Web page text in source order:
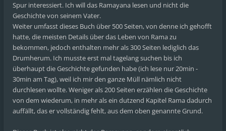
Spur interessiert. Ich will das Ramayana lesen und nicht die
Geschichte von seinem Vater.
Weiter umfasst dieses Buch über 500 Seiten, von denne ich gehofft
hatte, die meisten Details über das Leben von Rama zu
bekommen, jedoch enthalten mehr als 300 Seiten lediglich das
Drumherum. Ich musste erst mal tagelang suchen bis ich
überhaupt die Geschichte gefunden habe (ich lese nur 20min -
30min am Tag), weil ich mir den ganze Müll nämlich nicht
durchlesen wollte. Weniger als 200 Seiten erzählen die Geschichte
von dem wiederum, in mehr als ein dutzend Kapitel Rama dadurch
auffällt, das er vollständig fehlt, aus dem oben genannte Grund.